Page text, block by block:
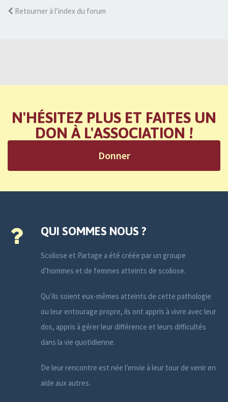
Retourner à l’index du forum
N'HÉSITEZ PLUS ET FAITES UN
DON À L'ASSOCIATION !
Donner
QUI SOMMES NOUS ?
Scoliose et Partage a été créée par un groupe
d’hommes et de femmes atteints de scoliose.
Qu’ils soient eux-mêmes atteints de cette pathologie
ou leur entourage propre, ils ont appris à vivre avec leur
dos, appris à gérer leur différence et leurs difficultés
dans la vie quotidienne.
De leur rencontre est née l’envie à leur tour de venir en
aide aux autres.